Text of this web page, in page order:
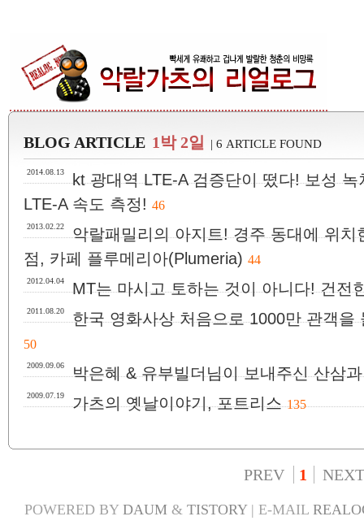
BLOG ARTICLE 1박 2일 | 6 ARTICLE FOUND
2014.08.13
kt 광대역 LTE-A 검증단이 떴다! 보성
LTE-A 속도 측정! 46
2013.02.22
악랄패밀리의 아지트! 경주 동대에 위
점, 카페 플루메리아(Plumeria) 44
2012.04.04 MT는 마시고 토하는 것이 아니다! 건전
2011.08.20 한국 영화사상 처음으로 1000만 관객
50
2009.09.06 박은혜 & 유부빌더님이 보내주신 산삼
2009.07.19 가츠의 옛날이야기, 포트리스 135
PREV 1 NEXT
POWERED BY DAUM& TISTORY| E-MAIL